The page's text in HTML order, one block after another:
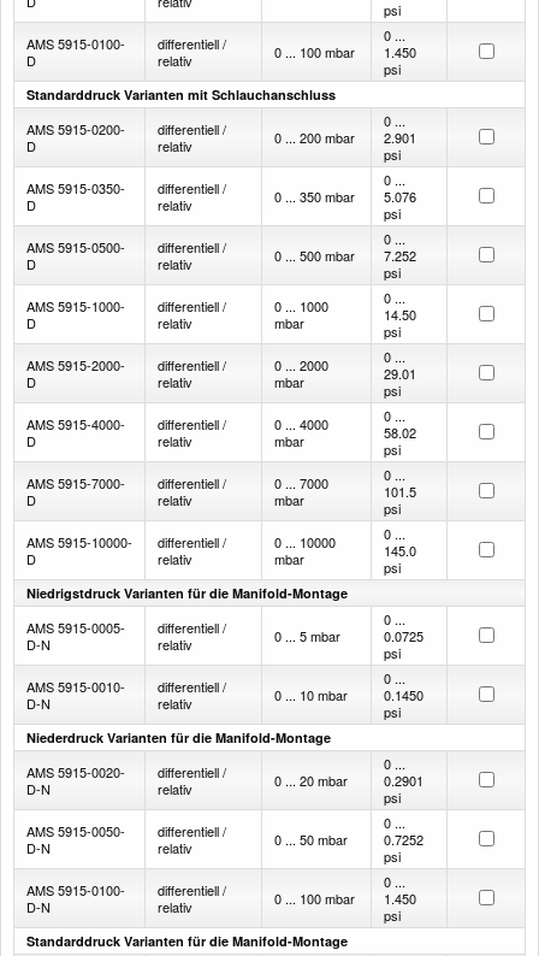
psi
AMS 5915-0100-
D
differentiell /
relativ
0 ... 100 mbar
0 ...
1.450
psi
Standarddruck Varianten mit Schlauchanschluss
AMS 5915-0200-
D
differentiell /
relativ
0 ... 200 mbar
0 ...
2.901
psi
AMS 5915-0350-
D
differentiell /
relativ
0 ... 350 mbar
0 ...
5.076
psi
AMS 5915-0500-
D
differentiell /
relativ
0 ... 500 mbar
0 ...
7.252
psi
AMS 5915-1000-
D
differentiell /
relativ
0 ... 1000
mbar
0 ...
14.50
psi
AMS 5915-2000-
D
differentiell /
relativ
0 ... 2000
mbar
0 ...
29.01
psi
AMS 5915-4000-
D
differentiell /
relativ
0 ... 4000
mbar
0 ...
58.02
psi
AMS 5915-7000-
D
differentiell /
relativ
0 ... 7000
mbar
0 ...
101.5
psi
AMS 5915-10000-
D
differentiell /
relativ
0 ... 10000
mbar
0 ...
145.0
psi
Niedrigstdruck Varianten für die Manifold-Montage
AMS 5915-0005-
D-N
differentiell /
relativ
0 ... 5 mbar
0 ...
0.0725
psi
AMS 5915-0010-
D-N
differentiell /
relativ
0 ... 10 mbar
0 ...
0.1450
psi
Niederdruck Varianten für die Manifold-Montage
AMS 5915-0020-
D-N
differentiell /
relativ
0 ... 20 mbar
0 ...
0.2901
psi
AMS 5915-0050-
D-N
differentiell /
relativ
0 ... 50 mbar
0 ...
0.7252
psi
AMS 5915-0100-
D-N
differentiell /
relativ
0 ... 100 mbar
0 ...
1.450
psi
Standarddruck Varianten für die Manifold-Montage